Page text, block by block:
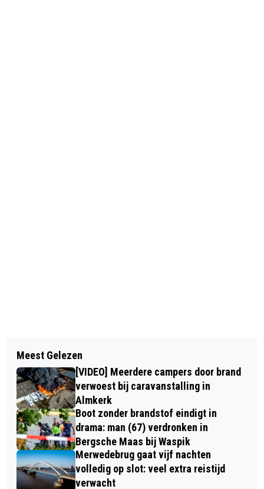
AUTO VOLLEDIG UITGEBRAND OP
PARKEERPLAATS PEROSISTRAAT IN
TILBURG
BESTUURDER SCOOTMOBIEL GEWOND
BIJ AANRIJDING OP RINGBAAN
NOORD IN TILBURG
Meest Gelezen
[VIDEO] Meerdere campers door brand
verwoest bij caravanstalling in
Almkerk
Boot zonder brandstof eindigt in
drama: man (67) verdronken in
Bergsche Maas bij Waspik
Merwedebrug gaat vijf nachten
volledig op slot: veel extra reistijd
verwacht